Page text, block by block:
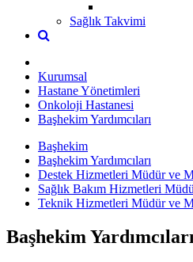
Sağlık Takvimi
Kurumsal
Hastane Yönetimleri
Onkoloji Hastanesi
Başhekim Yardımcıları
Başhekim
Başhekim Yardımcıları
Destek Hizmetleri Müdür ve
Sağlık Bakım Hizmetleri
Teknik Hizmetleri Müdür ve
Başhekim Yardımcıları